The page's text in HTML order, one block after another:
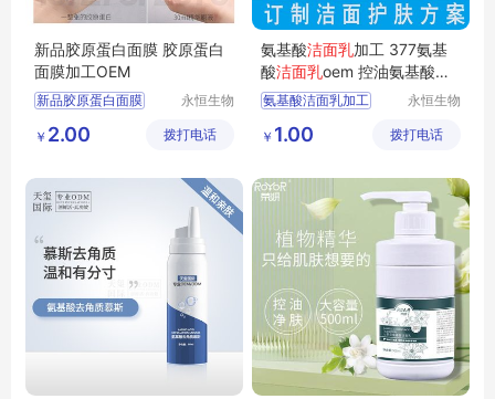
新品胶原蛋白面膜 胶原蛋白
面膜加工OEM
新品胶原蛋白面膜
胶原蛋白面膜加工厂
面膜生产厂家
永恒生物
（广州）
￥ 2.00 拨打电话
氨基酸洁面乳加工 377氨基
酸洁面乳oem 控油氨基酸洁
面乳
氨基酸洁面乳加工
控油氨基酸洁面乳
广东控油氨基酸洁面乳生产厂家
永恒生物
（广州）
￥ 1.00 拨打电话